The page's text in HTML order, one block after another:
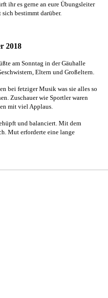
ihr es gerne an eure Übungsleiter
bestimmt darüber.
2018
am Sonntag in der Gäuhalle
Eltern und Großeltern.
bei fetziger Musik was sie alles so
Zuschauer wie Sportler waren
mit viel Applaus.
und balanciert. Mit dem
Mut erforderte eine lange